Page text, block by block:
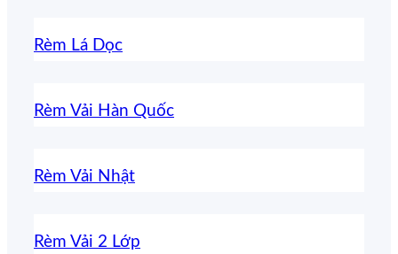
Rèm Lá Dọc
Rèm Vải Hàn Quốc
Rèm Vải Nhật
Rèm Vải 2 Lớp